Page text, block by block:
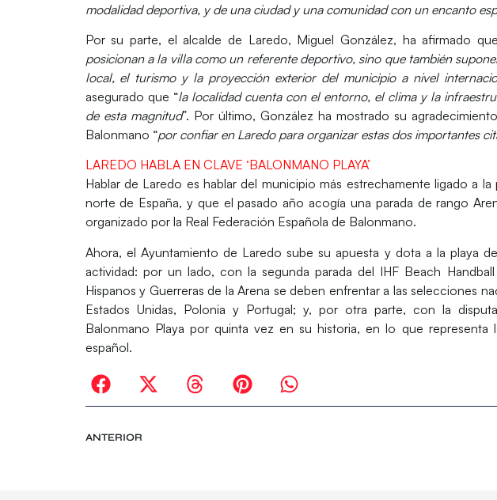
modalidad deportiva, y de una ciudad y una comunidad con un encanto
Por su parte, el alcalde de Laredo, Miguel González, ha afirmado
posicionan a la villa como un referente deportivo, sino que también
local, el turismo y la proyección exterior del municipio a nivel
asegurado que “la localidad cuenta con el entorno, el clima y la
de esta magnitud”. Por último, González ha mostrado su
Balonmano “por confiar en Laredo para organizar estas dos importantes
LAREDO HABLA EN CLAVE ‘BALONMANO PLAYA’
Hablar de Laredo es hablar del municipio más estrechamente ligado a
norte de España, y que el pasado año acogía una parada de rango
organizado por la Real Federación Española de Balonmano.
Ahora, el Ayuntamiento de Laredo sube su apuesta y dota a la playa
actividad: por un lado, con la segunda parada del IHF Beach
Hispanos y Guerreras de la Arena se deben enfrentar a las selecciones
Estados Unidas, Polonia y Portugal; y, por otra parte, con la
Balonmano Playa por quinta vez en su historia, en lo que representa
español.
ANTERIOR